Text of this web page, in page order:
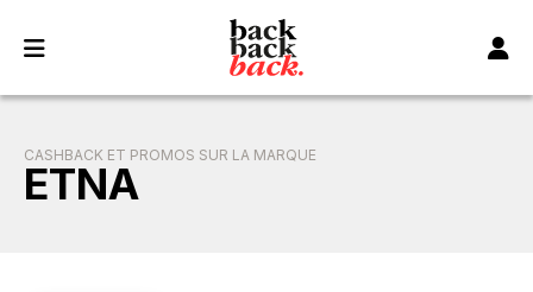
CASHBACK ET PROMOS SUR LA MARQUE
ETNA